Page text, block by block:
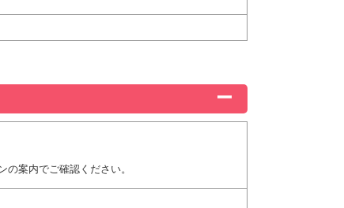
案内でご確認ください。